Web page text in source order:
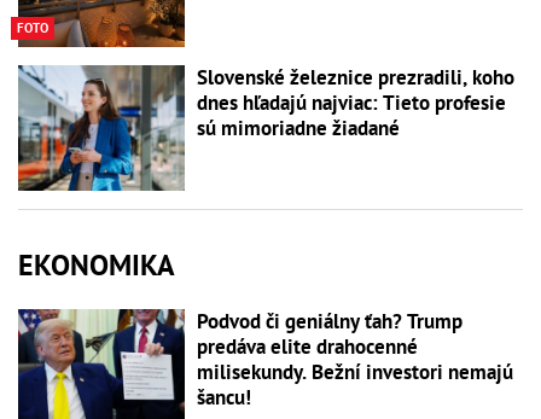
FOTO
Slovenské železnice prezradili, koho
dnes hľadajú najviac: Tieto profesie
sú mimoriadne žiadané
EKONOMIKA
Podvod či geniálny ťah? Trump
predáva elite drahocenné
milisekundy. Bežní investori nemajú
šancu!